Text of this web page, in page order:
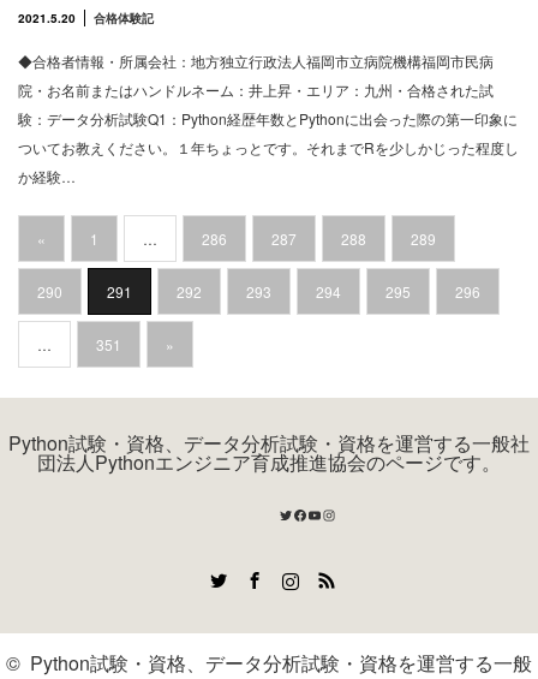
2021.5.20 合格体験記
◆合格者情報・所属会社：地方独立行政法人福岡市立病院機構福岡市民病
院・お名前またはハンドルネーム：井上昇・エリア：九州・合格された試
験：データ分析試験Q1：Python経歴年数とPythonに出会った際の第一印象に
ついてお教えください。１年ちょっとです。それまでRを少しかじった程度し
か経験…
« 1 … 286 287 288 289
290 291 292 293 294 295 296
… 351 »
Python試験・資格、データ分析試験・資格を運営する一般社
団法人Pythonエンジニア育成推進協会のページです。
Twitter
Facebook
YouTube
Instagram
RSS
© Python試験・資格、データ分析試験・資格を運営する一般